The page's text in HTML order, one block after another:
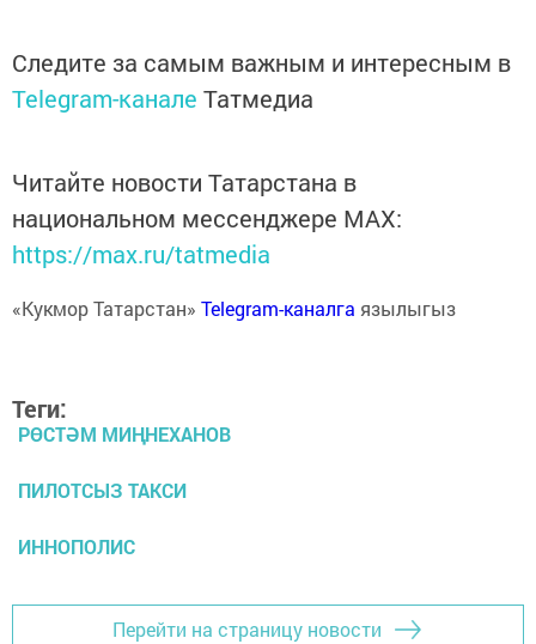
Следите за самым важным и интересным в
Telegram-канале Татмедиа
Читайте новости Татарстана в
национальном мессенджере MАХ:
https://max.ru/tatmedia
«Кукмор Татарстан» Telegram-каналга язылыгыз
Теги:
РӨСТӘМ МИҢНЕХАНОВ
ПИЛОТСЫЗ ТАКСИ
ИННОПОЛИС
Перейти на страницу новости